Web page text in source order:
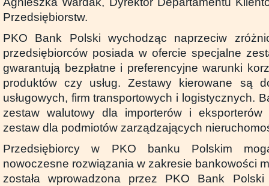
Przedsiębiorstw.
PKO Bank Polski wychodząc naprzeciw
przedsiębiorców posiada w ofercie specjalne
gwarantują bezpłatne i preferencyjne warunki
produktów czy usług. Zestawy kierowane są
usługowych, firm transportowych i logistycznych.
zestaw walutowy dla importerów i eksporterów
zestaw dla podmiotów zarządzających
Przedsiębiorcy w PKO banku Polskim
nowoczesne rozwiązania w zakresie bankowości
została wprowadzona przez PKO Bank